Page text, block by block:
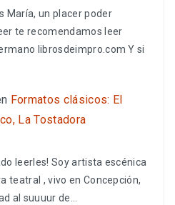
María, un placer poder
te recomendamos leer
librosdeimpro.com Y si
Formatos clásicos: El
La Tostadora
leerles! Soy artista escénica
teatral , vivo en Concepción,
al suuuur de…